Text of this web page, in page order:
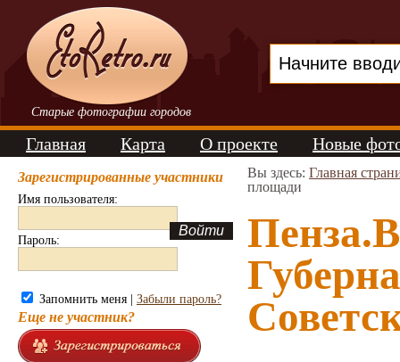
Старые фотографии городов
Главная Карта О проекте Новые
Зарегистрированные участники
Имя пользователя:
Пароль:
Запомнить меня | Забыли пароль?
Еще не участник?
Вы здесь: Главная
площади